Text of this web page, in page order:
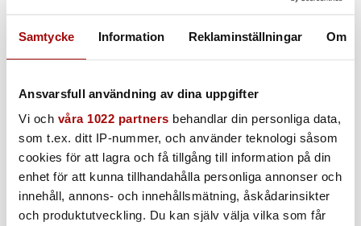
Samtycke Information Reklaminställningar Om
Ansvarsfull användning av dina uppgifter
Vi och våra 1022 partners behandlar din personliga data,
som t.ex. ditt IP-nummer, och använder teknologi såsom
cookies för att lagra och få tillgång till information på din
enhet för att kunna tillhandahålla personliga annonser och
innehåll, annons- och innehållsmätning, åskådarinsikter
och produktutveckling. Du kan själv välja vilka som får
Enkelborste | rostfri | 10 bar
Ø 50 mm